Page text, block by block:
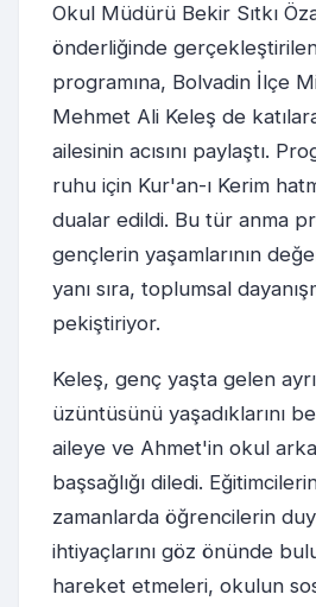
Okul Müdürü Bekir Sıtkı
önderliğinde
programına, Bolvadin İlçe
Mehmet Ali Keleş de
ailesinin acısını paylaştı.
ruhu için Kur'an-ı Kerim
dualar edildi. Bu tür anma
gençlerin yaşamlarının
yanı sıra, toplumsal
pekiştiriyor.
Keleş, genç yaşta gelen
üzüntüsünü yaşadıklarını
aileye ve Ahmet'in okul
başsağlığı diledi.
zamanlarda öğrencilerin
ihtiyaçlarını göz önünde
hareket etmeleri, okulun